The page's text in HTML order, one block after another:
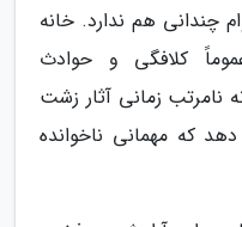
چندانی هم ندارد. خانه
کلافگی و حوادث
نامرتب زمانی آثار زشت
که مهمانی ناخوانده